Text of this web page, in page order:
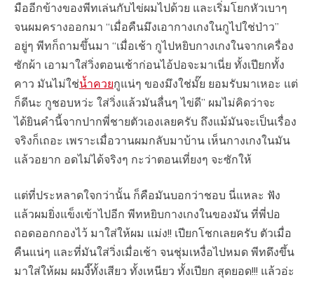
มืออีกข้างของพีทเล่นกับไข่ผมไปด้วย และเริ่มโยกหัวเบาๆ
จนผมครางออกมา “เมื่อคืนมึงเอากางเกงในกูไปใช่ป่าว”
อยู่ๆ พีทก็ถามขึ้นมา “เมื่อเช้า กูไปหยิบกางเกงในจากเครื่อง
ซักผ้า เอามาใส่วิ่งตอนเช้าก่อนไอ้ปอจะมาเนี่ย ทั้งเปียกทั้ง
คาว มันไม่ใช่น้ำควยกูแน่ๆ ของมึงใช่มั๊ย ยอมรับมาเหอะ แต่
ก็ดีนะ กูชอบหว่ะ ใส่วิ่งแล้วมันลื่นๆ ไข่ดี” ผมไม่คิดว่าจะ
ได้ยินคำนี้จากปากพี่ชายตัวเองเลยครับ ถึงแม้มันจะเป็นเรื่อง
จริงก็เถอะ เพราะเมื่อวานผมกลับมาบ้าน เห็นกางเกงในมัน
แล้วอยาก อดไม่ได้จริงๆ กะว่าตอนเที่ยงๆ จะซักให้
แต่ที่ประหลาดใจกว่านั้น ก็คือมันบอกว่าชอบ นี่แหละ ฟัง
แล้วผมยิ่งแข็งเข้าไปอีก พีทหยิบกางเกงในของมัน ที่พี่ปอ
ถอดออกกองไว้ มาใส่ให้ผม แม่ง!! เปียกโชกเลยครับ ตัวเมื่อ
คืนแน่ๆ และที่มันใส่วิ่งเมื่อเช้า จนชุ่มเหงื่อไปหมด พีทดึงขึ้น
มาใส่ให้ผม ผมงี๊ทั้งเสียว ทั้งเหนียว ทั้งเปียก สุดยอด!!! แล้วอ่ะ